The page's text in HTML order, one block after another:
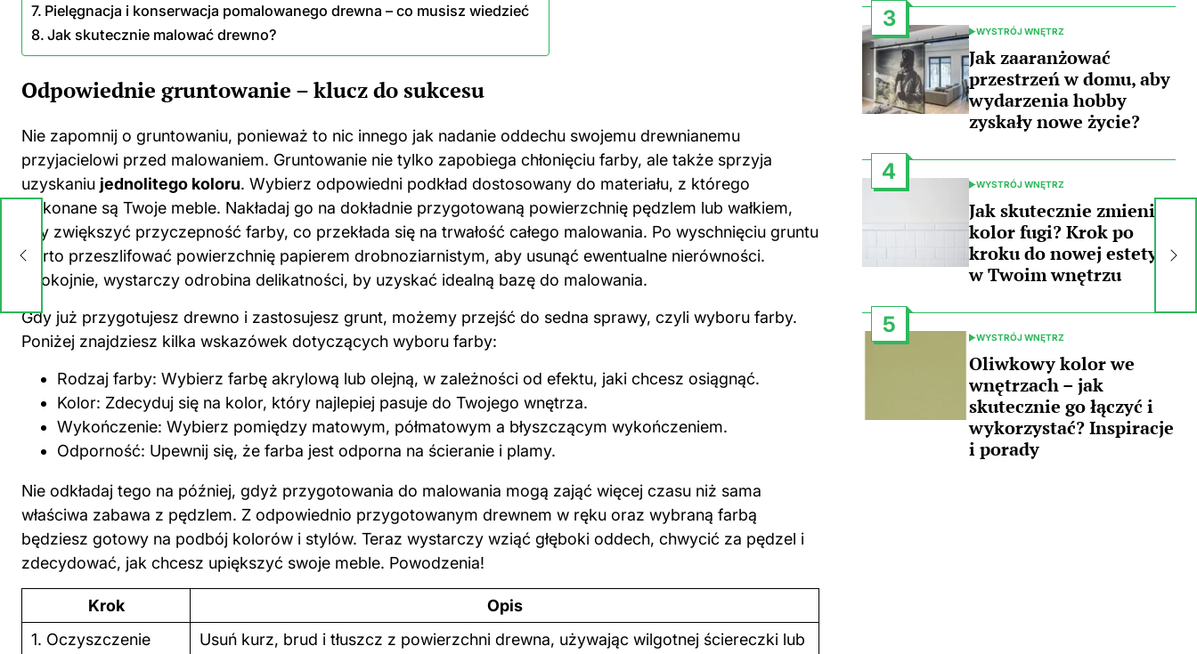
Pielęgnacja i konserwacja pomalowanego drewna – co musisz wiedzieć
Jak skutecznie malować drewno?
Odpowiednie gruntowanie – klucz do sukcesu
Nie zapomnij o gruntowaniu, ponieważ to nic innego jak nadanie oddechu swojemu drewnianemu
przyjacielowi przed malowaniem. Gruntowanie nie tylko zapobiega chłonięciu farby, ale także sprzyja
uzyskaniu jednolitego koloru. Wybierz odpowiedni podkład dostosowany do materiału, z którego
wykonane są Twoje meble. Nakładaj go na dokładnie przygotowaną powierzchnię pędzlem lub wałkiem,
aby zwiększyć przyczepność farby, co przekłada się na trwałość całego malowania. Po wyschnięciu gruntu
warto przeszlifować powierzchnię papierem drobnoziarnistym, aby usunąć ewentualne nierówności.
Spokojnie, wystarczy odrobina delikatności, by uzyskać idealną bazę do malowania.
Gdy już przygotujesz drewno i zastosujesz grunt, możemy przejść do sedna sprawy, czyli wyboru farby.
Poniżej znajdziesz kilka wskazówek dotyczących wyboru farby:
Rodzaj farby: Wybierz farbę akrylową lub olejną, w zależności od efektu, jaki chcesz osiągnąć.
Kolor: Zdecyduj się na kolor, który najlepiej pasuje do Twojego wnętrza.
Wykończenie: Wybierz pomiędzy matowym, półmatowym a błyszczącym wykończeniem.
Odporność: Upewnij się, że farba jest odporna na ścieranie i plamy.
Nie odkładaj tego na później, gdyż przygotowania do malowania mogą zająć więcej czasu niż sama
właściwa zabawa z pędzlem. Z odpowiednio przygotowanym drewnem w ręku oraz wybraną farbą
będziesz gotowy na podbój kolorów i stylów. Teraz wystarczy wziąć głęboki oddech, chwycić za pędzel i
zdecydować, jak chcesz upiększyć swoje meble. Powodzenia!
Krok
Opis
1. Oczyszczenie
Usuń kurz, brud i tłuszcz z powierzchni drewna, używając wilgotnej ściereczki lub
3
POSTED
IN
WYSTRÓJ WNĘTRZ
Jak zaaranżować
przestrzeń w domu, aby
wydarzenia hobby
zyskały nowe życie?
4
POSTED
IN
WYSTRÓJ WNĘTRZ
Jak skutecznie zmienić
kolor fugi? Krok po
kroku do nowej estetyki
w Twoim wnętrzu
5
POSTED
IN
WYSTRÓJ WNĘTRZ
Oliwkowy kolor we
wnętrzach – jak
skutecznie go łączyć i
wykorzystać? Inspiracje
i porady